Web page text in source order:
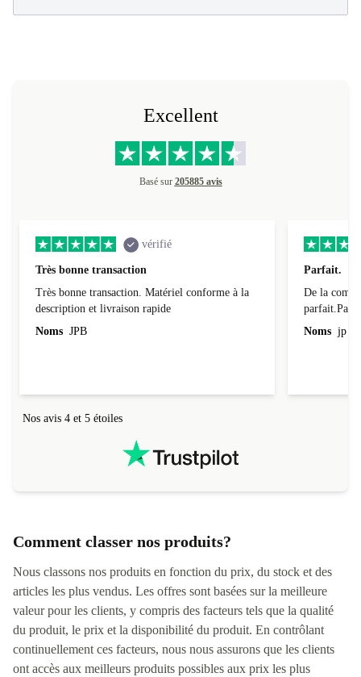
Excellent
Basé sur 205885 avis
vérifié
Très bonne transaction
Très bonne transaction. Matériel conforme à la
description et livraison rapide
Noms JPB
Parfait.
De la
Noms jp
Nos avis 4 et 5 étoiles
Comment classer nos produits?
Nous classons nos produits en fonction du prix, du stock et des
articles les plus vendus. Les offres sont basées sur la meilleure
valeur pour les clients, y compris des facteurs tels que la qualité
du produit, le prix et la disponibilité du produit. En contrôlant
continuellement ces facteurs, nous nous assurons que les clients
ont accès aux meilleurs produits possibles aux prix les plus